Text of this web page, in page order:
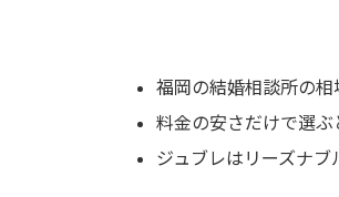
福岡の結婚相談所の
料金の安さだけで選
ジュブレはリーズナ